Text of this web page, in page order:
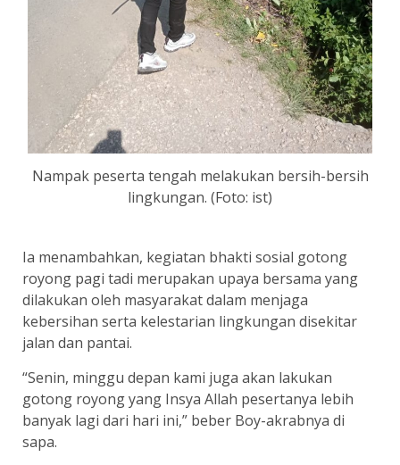
Nampak peserta tengah melakukan bersih-bersih
lingkungan. (Foto: ist)
Ia menambahkan, kegiatan bhakti sosial gotong
royong pagi tadi merupakan upaya bersama yang
dilakukan oleh masyarakat dalam menjaga
kebersihan serta kelestarian lingkungan disekitar
jalan dan pantai.
“Senin, minggu depan kami juga akan lakukan
gotong royong yang Insya Allah pesertanya lebih
banyak lagi dari hari ini,” beber Boy-akrabnya di
sapa.